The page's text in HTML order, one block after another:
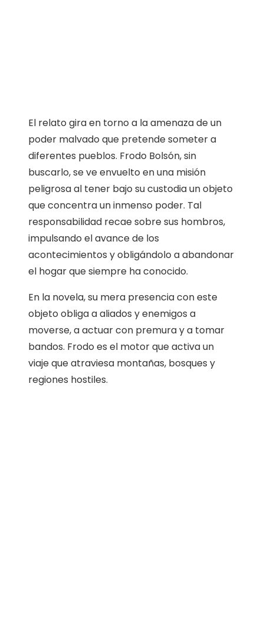
El relato gira en torno a la amenaza de un
poder malvado que pretende someter a
diferentes pueblos. Frodo Bolsón, sin
buscarlo, se ve envuelto en una misión
peligrosa al tener bajo su custodia un objeto
que concentra un inmenso poder. Tal
responsabilidad recae sobre sus hombros,
impulsando el avance de los
acontecimientos y obligándolo a abandonar
el hogar que siempre ha conocido.
En la novela, su mera presencia con este
objeto obliga a aliados y enemigos a
moverse, a actuar con premura y a tomar
bandos. Frodo es el motor que activa un
viaje que atraviesa montañas, bosques y
regiones hostiles.